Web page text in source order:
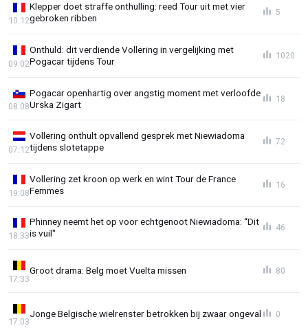
Klepper doet straffe onthulling: reed Tour uit met vier
gebroken ribben
10:12
5
Onthuld: dit verdiende Vollering in vergelijking met
Pogacar tijdens Tour
09:02
1020
Pogacar openhartig over angstig moment met verloofde
Urska Zigart
08:08
18
Vollering onthult opvallend gesprek met Niewiadoma
tijdens slotetappe
07:12
72
Vollering zet kroon op werk en wint Tour de France
Femmes
19:08
16
Phinney neemt het op voor echtgenoot Niewiadoma: “Dit
is vuil"
18:33
46
Groot drama: Belg moet Vuelta missen
17:33
80
Jonge Belgische wielrenster betrokken bij zwaar ongeval
17:03
0